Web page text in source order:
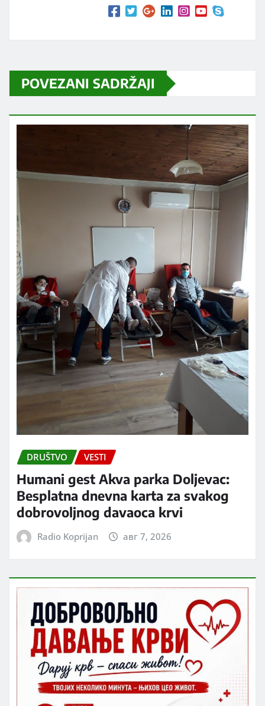
POVEZANI SADRŽAJI
DRUŠTVO VESTI
Humani gest Akva parka Doljevac:
Besplatna dnevna karta za svakog
dobrovoljnog davaoca krvi
Radio Koprijan авг 7, 2026